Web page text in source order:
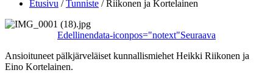
Etusivu /Tunniste /Riikonen ja Kortelainen
Edellinendata-iconpos="notext"Seuraava
Ansioituneet pälkjärveläiset kunnallismiehet Heikki Riikonen ja
Eino Kortelainen.